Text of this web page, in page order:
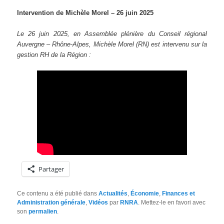
Intervention de Michèle Morel – 26 juin 2025
Le 26 juin 2025, en Assemblée plénière du Conseil régional
Auvergne – Rhône-Alpes, Michèle Morel (RN) est intervenu sur la
gestion RH de la Région :
Partager
Ce contenu a été publié dansActualités, Économie, Finances et
Administration générale,Vidéos par RNRA. Mettez-le en favori avec
sonpermalien.